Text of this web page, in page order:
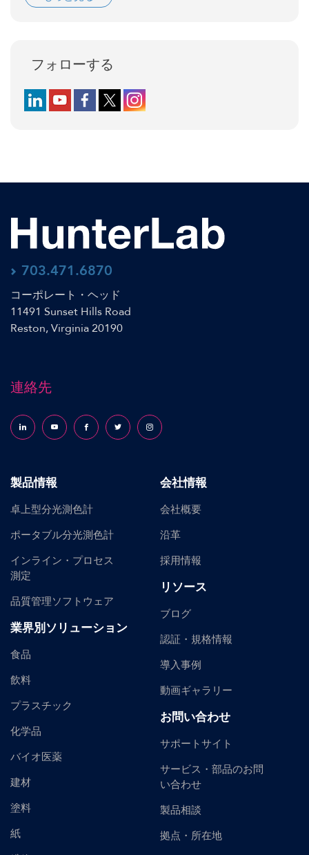
フォローする
Follow us on LinkedIn
Follow us on YouTube
Follow us on Facebook
Follow us on X (formerly Twitter)
Follow us on Instagram
703.471.6870
コーポレート・ヘッド
11491 Sunset Hills Road
Reston, Virginia 20190
連絡先
Follow us on LinkedInFollow us on YouTubeFollow us on Facebook
Follow us on X (formerly Twitter)
Follow us on Instagram
製品情報
卓上型分光測色計
ポータブル分光測色計
インライン・プロセス
測定
品質管理ソフトウェア
業界別ソリューション
食品
飲料
プラスチック
化学品
バイオ医薬
建材
塗料
紙
会社情報
会社概要
沿革
採用情報
リソース
ブログ
認証・規格情報
導入事例
動画ギャラリー
お問い合わせ
サポートサイト
サービス・部品のお問
い合わせ
製品相談
拠点・所在地